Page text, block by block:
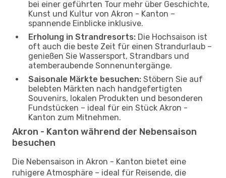
bei einer geführten Tour mehr über Geschichte,
Kunst und Kultur von Akron - Kanton –
spannende Einblicke inklusive.
Erholung in Strandresorts: Die Hochsaison ist
oft auch die beste Zeit für einen Strandurlaub –
genießen Sie Wassersport, Strandbars und
atemberaubende Sonnenuntergänge.
Saisonale Märkte besuchen: Stöbern Sie auf
belebten Märkten nach handgefertigten
Souvenirs, lokalen Produkten und besonderen
Fundstücken – ideal für ein Stück Akron -
Kanton zum Mitnehmen.
Akron - Kanton während der Nebensaison
besuchen
Die Nebensaison in Akron - Kanton bietet eine
ruhigere Atmosphäre – ideal für Reisende, die